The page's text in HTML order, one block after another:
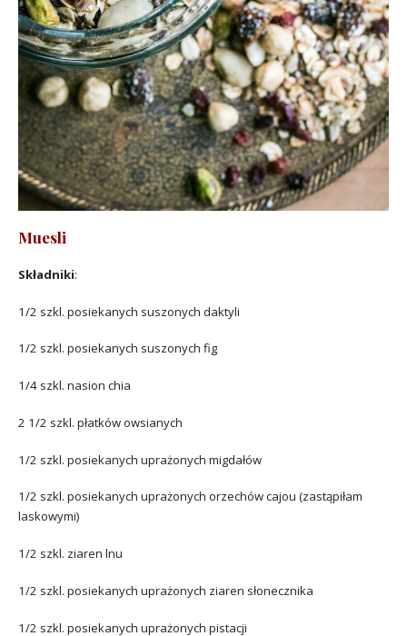
Muesli
Składniki:
1/2 szkl. posiekanych suszonych daktyli
1/2 szkl. posiekanych suszonych fig
1/4 szkl. nasion chia
2 1/2 szkl. płatków owsianych
1/2 szkl. posiekanych uprażonych migdałów
1/2 szkl. posiekanych uprażonych orzechów cajou (zastąpiłam
laskowymi)
1/2 szkl. ziaren lnu
1/2 szkl. posiekanych uprażonych ziaren słonecznika
1/2 szkl. posiekanych uprażonych pistacji